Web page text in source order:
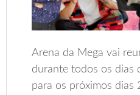
Arena da Mega vai
durante todos os dias
para os próximos dias